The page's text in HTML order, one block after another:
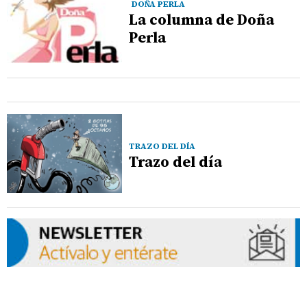
DOÑA PERLA
La columna de Doña
Perla
TRAZO DEL DÍA
Trazo del día